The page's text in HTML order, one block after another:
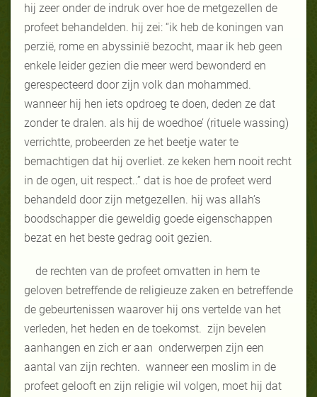
hij zeer onder de indruk over hoe de metgezellen de
profeet behandelden. hij zei: “ik heb de koningen van
perzië, rome en abyssinië bezocht, maar ik heb geen
enkele leider gezien die meer werd bewonderd en
gerespecteerd door zijn volk dan mohammed.
wanneer hij hen iets opdroeg te doen, deden ze dat
zonder te dralen. als hij de woedhoe’ (rituele wassing)
verrichtte, probeerden ze het beetje water te
bemachtigen dat hij overliet. ze keken hem nooit recht
in de ogen, uit respect..” dat is hoe de profeet werd
behandeld door zijn metgezellen. hij was allah’s
boodschapper die geweldig goede eigenschappen
bezat en het beste gedrag ooit gezien.
de rechten van de profeet omvatten in hem te
geloven betreffende de religieuze zaken en betreffende
de gebeurtenissen waarover hij ons vertelde van het
verleden, het heden en de toekomst. zijn bevelen
aanhangen en zich er aan onderwerpen zijn een
aantal van zijn rechten. wanneer een moslim in de
profeet gelooft en zijn religie wil volgen, moet hij dat